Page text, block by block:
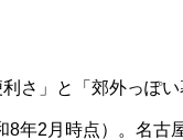
さ」と「郊外っぽ
年2月時点）。名古